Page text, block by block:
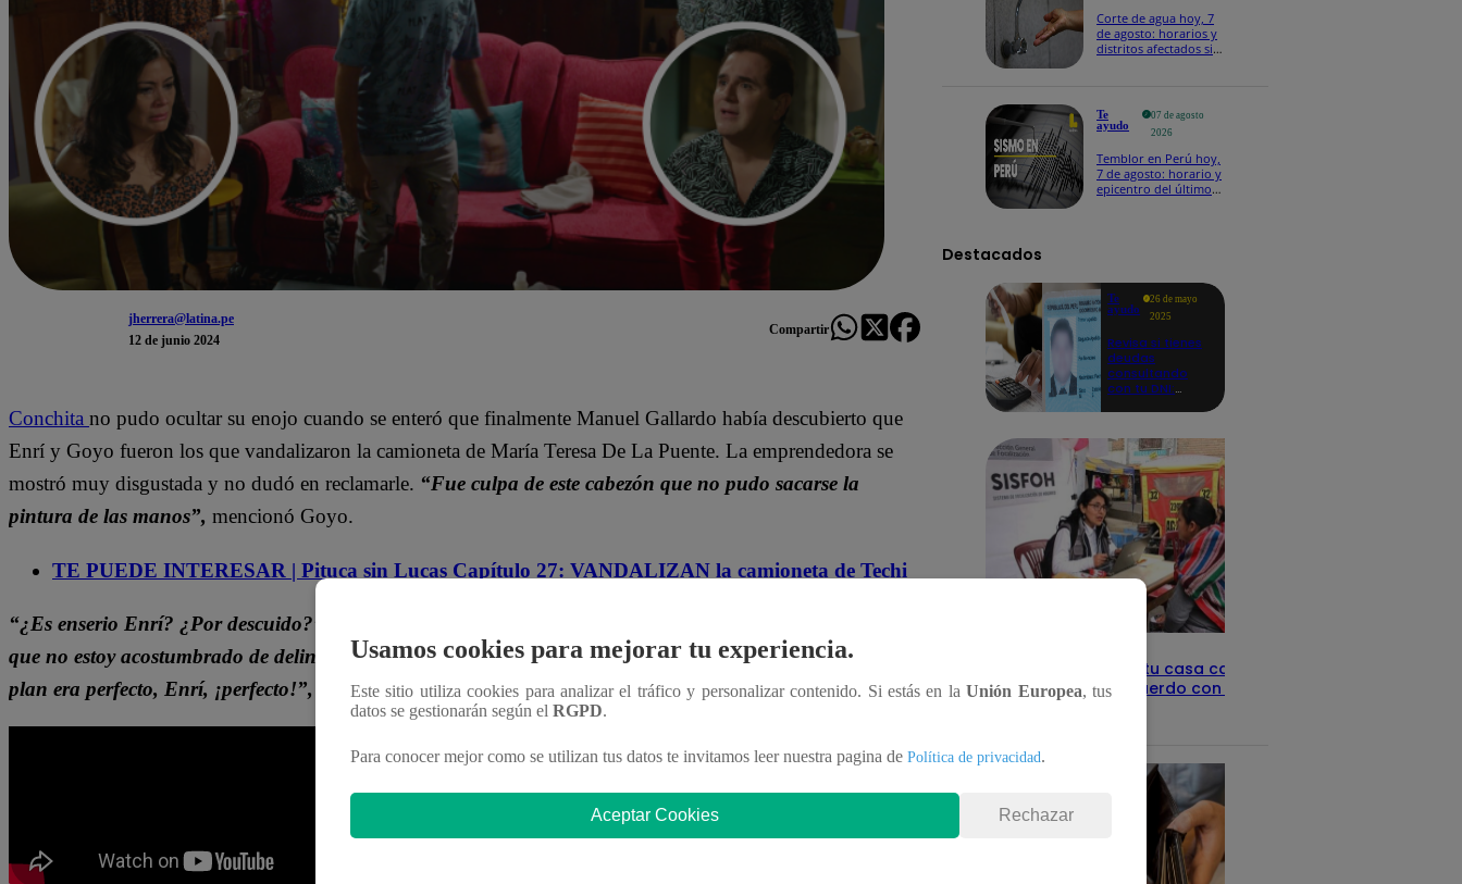
jherrera@latina.pe
12 de junio 2024
Compartir
Conchita no pudo ocultar su enojo cuando se enteró que finalmente Manuel Gallardo había descubierto que
Enrí y Goyo fueron los que vandalizaron la camioneta de María Teresa De La Puente. La emprendedora se
mostró muy disgustada y no dudó en reclamarle. “Fue culpa de este cabezón que no pudo sacarse la
pintura de las manos”, mencionó Goyo.
TE PUEDE INTERESAR | Pituca sin Lucas Capítulo 27: VANDALIZAN la camioneta de Techi
“¿Es enserio Enrí? ¿Por descuido?”,
que no estoy acostumbrado de delinquir”,fue la excuso que utilizó Enrí ante los ataques de Conchita.
plan era perfecto, Enrí, ¡perfecto!”, gritó Conchita desesperada.
Corte de agua hoy, 7
de agosto: horarios y
distritos afectados sin
Te
ayudo
07 de agosto
2026
Temblor en Perú hoy,
7 de agosto: horario y
epicentro del último
Destacados
Te
ayudo
26 de mayo
2025
Revisa si tienes
deudas
consultando
con tu DNI:
detalles
Revisa con tu DNI si tu casa califica
como pobre, de acuerdo con el Sisfoh
Usamos cookies para mejorar tu experiencia.
Este sitio utiliza cookies para analizar el tráfico y personalizar contenido. Si estás en laUnión Europea, tus
datos se gestionarán según el RGPD.
Para conocer mejor como se utilizan tus datos te invitamos leer nuestra pagina de Política de privacidad.
Aceptar Cookies Rechazar